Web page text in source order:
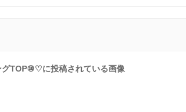
グTOP⑩♡に投稿されている画像